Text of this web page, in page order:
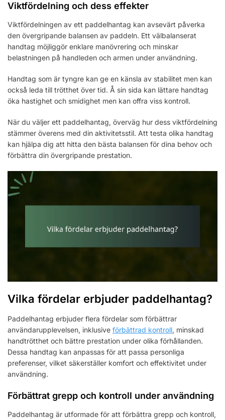
Viktfördelning och dess effekter
Viktfördelningen av ett paddelhantag kan avsevärt påverka
den övergripande balansen av paddeln. Ett välbalanserat
handtag möjliggör enklare manövrering och minskar
belastningen på handleden och armen under användning.
Handtag som är tyngre kan ge en känsla av stabilitet men kan
också leda till trötthet över tid. Å sin sida kan lättare handtag
öka hastighet och smidighet men kan offra viss kontroll.
När du väljer ett paddelhantag, överväg hur dess viktfördelning
stämmer överens med din aktivitetsstil. Att testa olika handtag
kan hjälpa dig att hitta den bästa balansen för dina behov och
förbättra din övergripande prestation.
Vilka fördelar erbjuder paddelhantag?
Paddelhantag erbjuder flera fördelar som förbättrar
användarupplevelsen, inklusive förbättrad kontroll, minskad
handtrötthet och bättre prestation under olika förhållanden.
Dessa handtag kan anpassas för att passa personliga
preferenser, vilket säkerställer komfort och effektivitet under
användning.
Förbättrat grepp och kontroll under användning
Paddelhantag är utformade för att förbättra grepp och kontroll,